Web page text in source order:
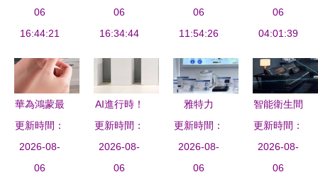
全系數
06
16:44:21
設備的6大
原因
06
16:34:44
能家居體驗
06
11:54:26
箱夠聰明
嗎？
06
04:01:39
華為鴻蒙最
佳盟友 美
的上百電器
支持鴻蒙，
更新時間：
2026-08-
06
AI進行時！
Aqara綠米
正式落戶長
樂，智能家
更新時間：
2026-08-
06
雅特力
AT32 MCU
亮相慕尼黑
上海電子
更新時間：
2026-08-
06
智能衛生間
物聯技術方
案 人體存
在感知雷達
更新時間：
2026-08-
06